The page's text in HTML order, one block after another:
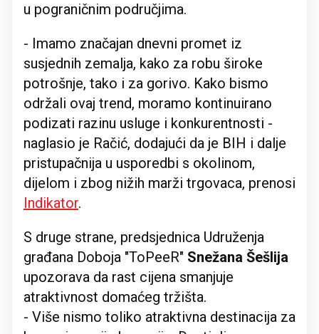
u pograničnim područjima.
- Imamo značajan dnevni promet iz
susjednih zemalja, kako za robu široke
potrošnje, tako i za gorivo. Kako bismo
održali ovaj trend, moramo kontinuirano
podizati razinu usluge i konkurentnosti -
naglasio je Račić, dodajući da je BIH i dalje
pristupačnija u usporedbi s okolinom,
dijelom i zbog nižih marži trgovaca, prenosi
Indikator.
S druge strane, predsjednica Udruženja
građana Doboja "ToPeeR" Snežana Šešlija
upozorava da rast cijena smanjuje
atraktivnost domaćeg tržišta.
- Više nismo toliko atraktivna destinacija za